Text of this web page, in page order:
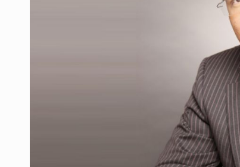
CU BATERIILE PERMANENT
PUTTING ROMANIAN CORPORATE
OUR EDGE WILL COME FROM
COFFEE IS OUR LOVE LANGUAGE
Hard Enduro Piatra Craiului 2026,